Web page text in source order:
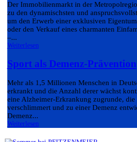
Der Immobilienmarkt in der
zu den dynamischsten und
um den Erwerb einer exklusiven
oder den Verkauf eines charmanten
–...
Weiterlesen
Sport als Demenz-Prävention
Mehr als 1,5 Millionen Menschen in
erkrankt und die Anzahl derer wächst
eine Alzheimer-Erkrankung zugrunde, die
verschlimmert und zu einer Demenz
Demenz...
Weiterlesen